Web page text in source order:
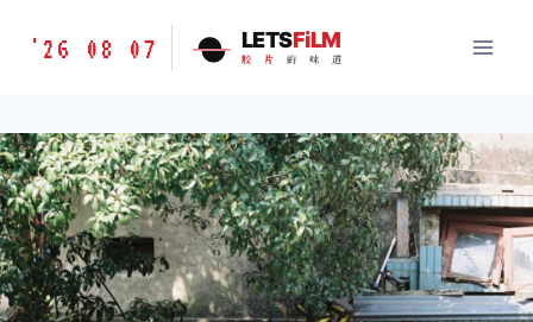
胶
味
道
LETSFILM
'26 08 07 LETSFiLM
胶 片 的 味 道